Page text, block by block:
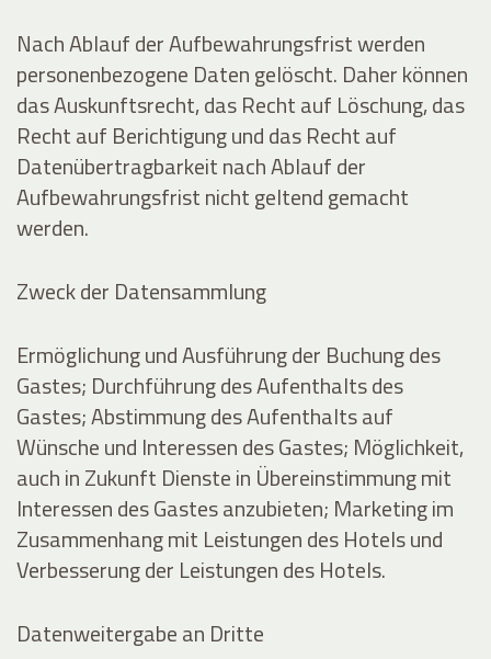
Nach Ablauf der Aufbewahrungsfrist werden
personenbezogene Daten gelöscht. Daher können
das Auskunftsrecht, das Recht auf Löschung, das
Recht auf Berichtigung und das Recht auf
Datenübertragbarkeit nach Ablauf der
Aufbewahrungsfrist nicht geltend gemacht
werden.
Zweck der Datensammlung
Ermöglichung und Ausführung der Buchung des
Gastes; Durchführung des Aufenthalts des
Gastes; Abstimmung des Aufenthalts auf
Wünsche und Interessen des Gastes; Möglichkeit,
auch in Zukunft Dienste in Übereinstimmung mit
Interessen des Gastes anzubieten; Marketing im
Zusammenhang mit Leistungen des Hotels und
Verbesserung der Leistungen des Hotels.
Datenweitergabe an Dritte